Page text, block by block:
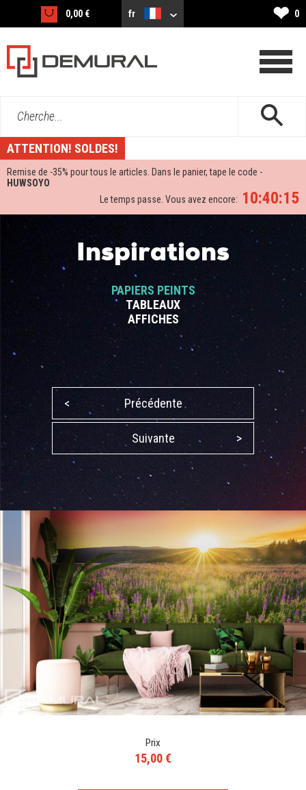
0,00 € fr ❤ 0
Cherche...
ATTENTION! SOLDES!
Remise de -35% pour tous le articles. Dans le panier, tape le code -
HUWSOYO
10:40:15
Le temps passe. Vous avez encore:
Inspirations
PAPIERS PEINTS
TABLEAUX
AFFICHES
< Précédente
Suivante >
Prix
15,00 €